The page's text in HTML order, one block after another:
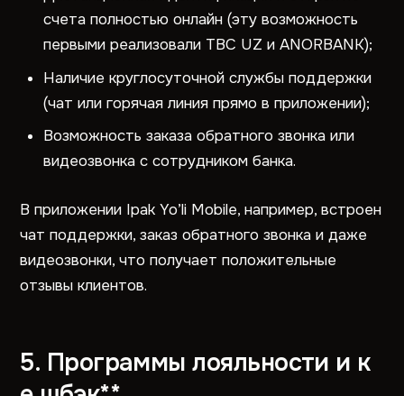
счета полностью онлайн (эту возможность
первыми реализовали TBC UZ и ANORBANK);
Наличие круглосуточной службы поддержки
(чат или горячая линия прямо в приложении);
Возможность заказа обратного звонка или
видеозвонка с сотрудником банка.
В приложении Ipak Yo’li Mobile, например, встроен
чат поддержки, заказ обратного звонка и даже
видеозвонки, что получает положительные
отзывы клиентов.
5. Программы лояльности и к